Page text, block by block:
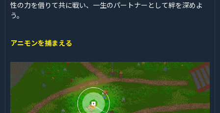
性の力を借りて共に戦い、一生のパートナーとして絆を深めよ
う。
アニモンを捕まえる